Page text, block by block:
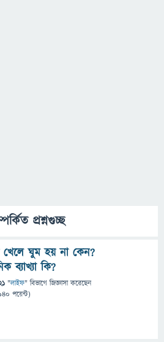
প্রশ্নগুচ্ছ
খেলে ঘুম হয় না কেন?
ব্যাখ্যা কি?
"লাইফ" বিভাগে জিজ্ঞাসাকরেছেন
পয়েন্ট)